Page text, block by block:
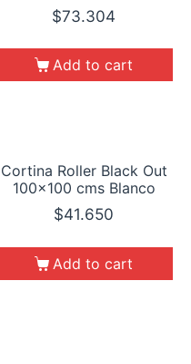
$73.304
Add to cart
Cortina Roller Black Out
100×100 cms Blanco
$41.650
Add to cart